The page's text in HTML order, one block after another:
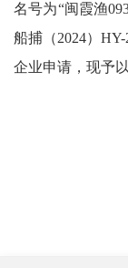
名号为“闽霞渔
船捕（2024）
企业申请，现予以